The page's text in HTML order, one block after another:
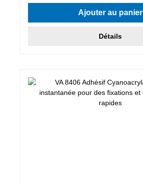
Ajouter au panier
Détails